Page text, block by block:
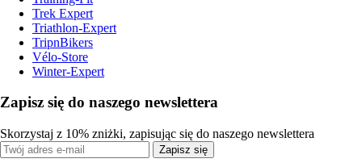
Trek Expert
Triathlon-Expert
TripnBikers
Vélo-Store
Winter-Expert
Zapisz się do naszego newslettera
Skorzystaj z 10% zniżki, zapisując się do naszego newslettera
Zapisz się